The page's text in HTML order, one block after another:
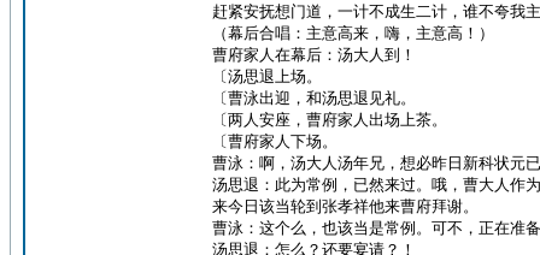
赶紧安抚想门道，一计不成生二计，谁不夸我
（幕后合唱：主意高来，嗨，主意高！）
曹府家人在幕后：汤大人到！
〔汤思退上场。
〔曹泳出迎，和汤思退见礼。
〔两人安座，曹府家人出场上茶。
〔曹府家人下场。
曹泳：啊，汤大人汤年兄，想必昨日新科状元
汤思退：此为常例，已然来过。哦，曹大人作
来今日该当轮到张孝祥他来曹府拜谢。
曹泳：这个么，也该当是常例。可不，正在准
汤思退：怎么？还要宴请？！